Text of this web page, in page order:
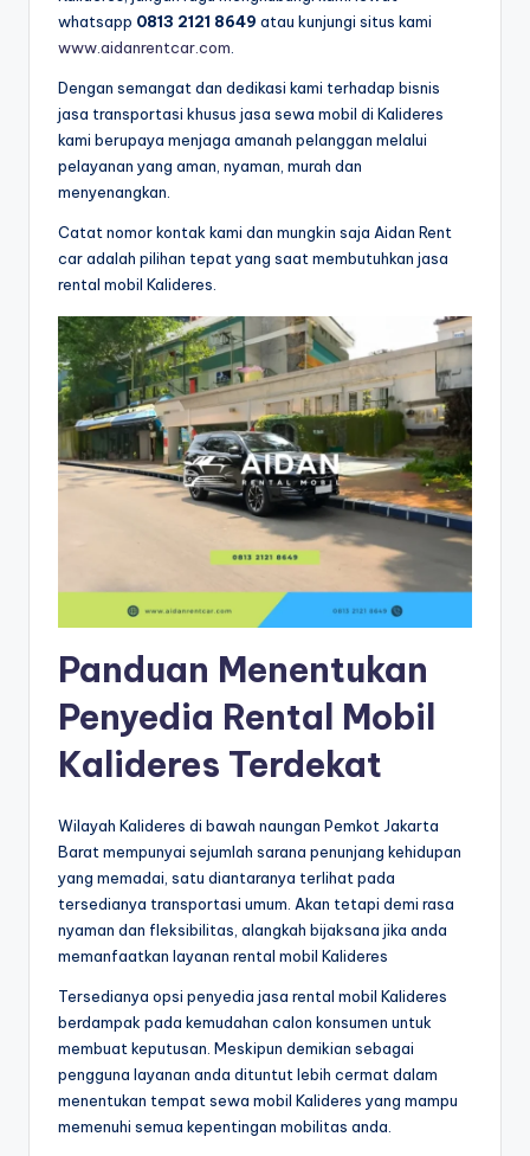
whatsapp 0813 2121 8649 atau kunjungi situs kami
www.aidanrentcar.com
Dengan semangat dan dedikasi kami terhadap bisnis
jasa transportasi khusus jasa sewa mobil di Kalideres
kami berupaya menjaga amanah pelanggan melalui
pelayanan yang aman, nyaman, murah dan
menyenangkan.
Catat nomor kontak kami dan mungkin saja Aidan Rent
car adalah pilihan tepat yang saat membutuhkan jasa
rental mobil Kalideres.
Panduan Menentukan
Penyedia Rental Mobil
Kalideres Terdekat
Wilayah Kalideres di bawah naungan Pemkot Jakarta
Barat mempunyai sejumlah sarana penunjang kehidupan
yang memadai, satu diantaranya terlihat pada
tersedianya transportasi umum. Akan tetapi demi rasa
nyaman dan fleksibilitas, alangkah bijaksana jika anda
memanfaatkan layanan rental mobil Kalideres
Tersedianya opsi penyedia jasa rental mobil Kalideres
berdampak pada kemudahan calon konsumen untuk
membuat keputusan. Meskipun demikian sebagai
pengguna layanan anda dituntut lebih cermat dalam
menentukan tempat sewa mobil Kalideres yang mampu
memenuhi semua kepentingan mobilitas anda.